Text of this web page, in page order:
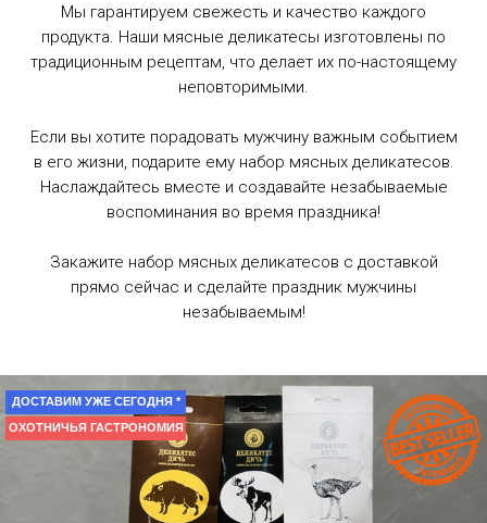
Мы гарантируем свежесть и качество каждого
продукта. Наши мясные деликатесы изготовлены по
традиционным рецептам, что делает их по-настоящему
неповторимыми.
Если вы хотите порадовать мужчину важным событием
в его жизни, подарите ему набор мясных деликатесов.
Наслаждайтесь вместе и создавайте незабываемые
воспоминания во время праздника!
Закажите набор мясных деликатесов с доставкой
прямо сейчас и сделайте праздник мужчины
незабываемым!
Добавить
Нет в наличии
Предыдущий набор Следующий набор
(M) Ящик размер Medium (СРЕДНИЙ)→
ДОСТАВИМ УЖЕ СЕГОДНЯ *
ОХОТНИЧЬЯ ГАСТРОНОМИЯ